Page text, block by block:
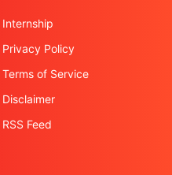
Internship
Privacy Policy
Terms of Service
Disclaimer
RSS Feed